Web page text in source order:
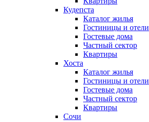
Кудепста
Каталог жилья
Гостиницы и отели
Гостевые дома
Частный сектор
Квартиры
Хоста
Каталог жилья
Гостиницы и отели
Гостевые дома
Частный сектор
Квартиры
Сочи